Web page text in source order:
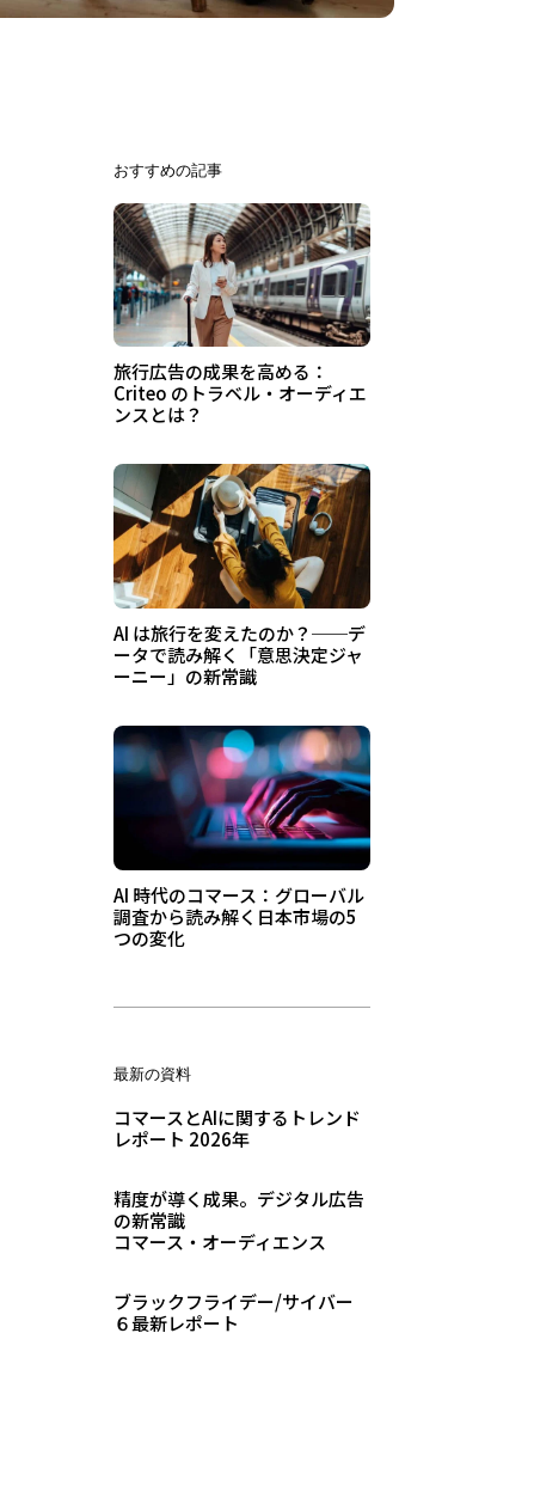
おすすめの記事
旅行広告の成果を高める：
Criteo のトラベル・オーディエ
ンスとは？
AI は旅行を変えたのか？──デ
ータで読み解く「意思決定ジャ
ーニー」の新常識
AI 時代のコマース：グローバル
調査から読み解く日本市場の5
つの変化
最新の資料
コマースとAIに関するトレンド
レポート 2026年
精度が導く成果。デジタル広告
の新常識
コマース・オーディエンス
ブラックフライデー/サイバー
６最新レポート